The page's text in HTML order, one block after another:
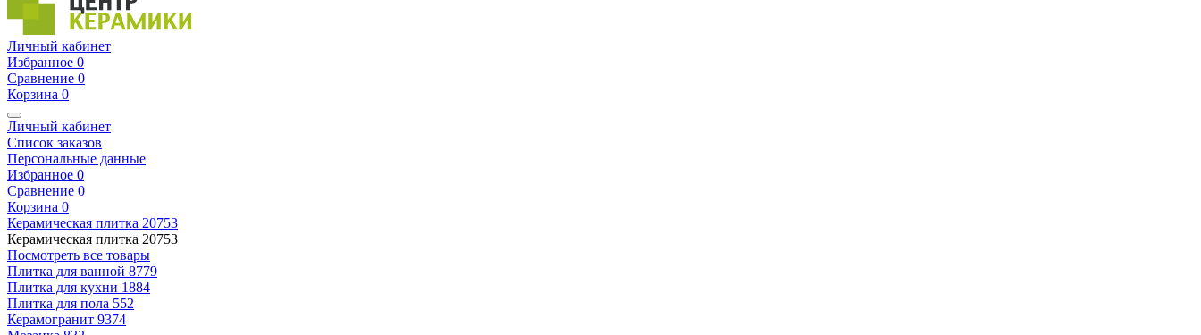
Личный кабинет
Избранное 0
Сравнение 0
Корзина 0
Личный кабинет
Список заказов
Персональные данные
Избранное 0
Сравнение 0
Корзина 0
Керамическая плитка 20753
Керамическая плитка 20753
Посмотреть все товары
Плитка для ванной 8779
Плитка для кухни 1884
Плитка для пола 552
Керамогранит 9374